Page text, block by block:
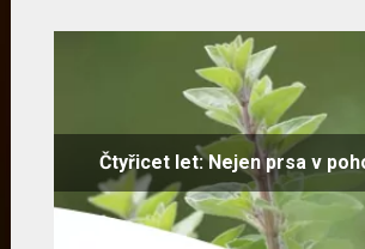
Čtyřicet let: Nejen prsa v